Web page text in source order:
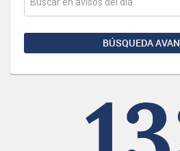
BÚSQUEDA